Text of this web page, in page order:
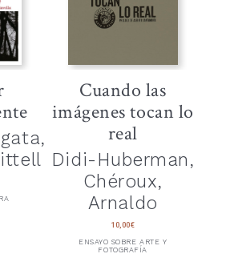
Cuando las
imágenes tocan lo
real
Didi-Huberman,
Chéroux,
Arnaldo
10,00€
ENSAYO SOBRE ARTE Y
FOTOGRAFÍA